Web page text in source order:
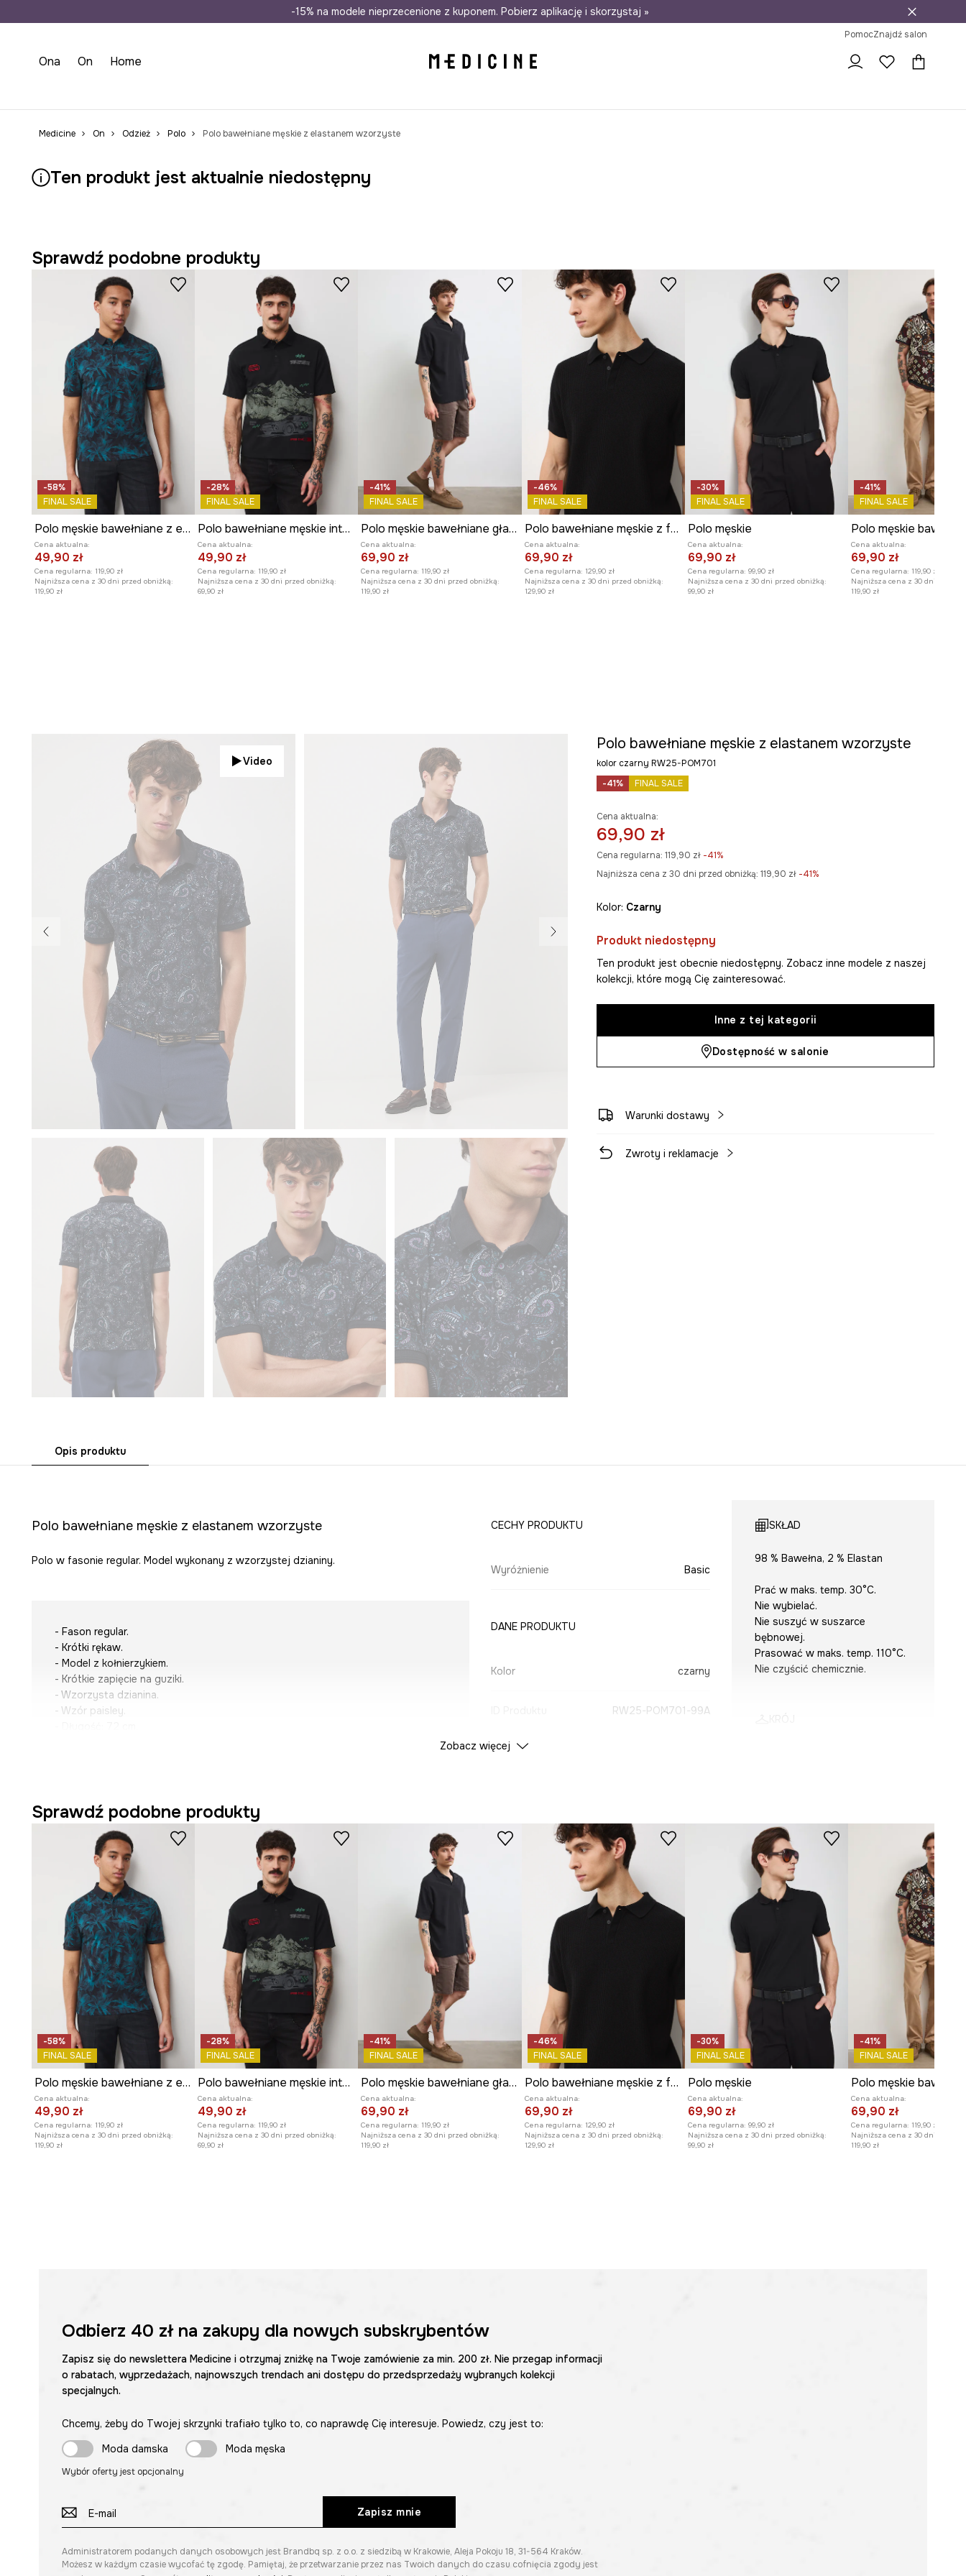
Wysyłka nawet w 24h Darmowa dostawa do salonów 30 dni na zwrot
-15% na modele nieprzecenione z kuponem. Pobierz aplikację i skorzystaj »
PomocZnajdź salon
Ona On Home
Medicine On Odzież Polo Polo bawełniane męskie z elastanem wzorzyste
Ten produkt jest aktualnie niedostępny
Sprawdź podobne produkty
-58%
FINAL SALE
Polo męskie bawełniane z elastanem
Cena aktualna:
49,90 zł
Cena regularna: 119,90 zł
Najniższa cena z 30 dni przed obniżką:
119,90 zł
-28%
FINAL SALE
Polo bawełniane męskie interlock z nadrukiem i haftami
Cena aktualna:
49,90 zł
Cena regularna: 119,90 zł
Najniższa cena z 30 dni przed obniżką:
69,90 zł
-41%
FINAL SALE
Polo męskie bawełniane gładkie
Cena aktualna:
69,90 zł
Cena regularna: 119,90 zł
Najniższa cena z 30 dni przed obniżką:
119,90 zł
-46%
FINAL SALE
Polo bawełniane męskie z fakturą
Cena aktualna:
69,90 zł
Cena regularna: 129,90 zł
Najniższa cena z 30 dni przed obniżką:
129,90 zł
-30%
FINAL SALE
Polo męskie
Cena aktualna:
69,90 zł
Cena regularna: 99,90 zł
Najniższa cena z 30 dni przed obniżką:
99,90 zł
-41%
FINAL SALE
Polo męskie
Cena aktualna:
69,90 zł
Cena regularna: 119,90 zł
Najniższa cena z 30 dni przed
119,90 zł
Video
Polo bawełniane męskie z elastanem wzorzyste
kolor czarny RW25-POM701
-41%
FINAL SALE
Cena aktualna:
69,90 zł
Cena regularna: 119,90 zł-41%
Najniższa cena z 30 dni przed obniżką: 119,90 zł -41%
Kolor: czarny
Produkt niedostępny
Ten produkt jest obecnie niedostępny. Zobacz inne modele z naszej
kolekcji, które mogą Cię zainteresować.
Inne z tej kategorii
Dostępność w salonie
Warunki dostawy
Zwroty i reklamacje
Opis produktu
Polo bawełniane męskie z elastanem wzorzyste
Polo w fasonie regular. Model wykonany z wzorzystej dzianiny.
- Fason regular.
- Krótki rękaw.
- Model z kołnierzykiem.
- Krótkie zapięcie na guziki.
- Wzorzysta dzianina.
- Wzór paisley.
CECHY PRODUKTU
Wyróżnienie Basic
DANE PRODUKTU
Kolor czarny
RW25-POM701-99A
Producent
SKŁAD
98 % Bawełna, 2 % Elastan
Prać w maks. temp. 30°C.
Nie wybielać.
Nie suszyć w suszarce
bębnowej.
Prasować w maks. temp. 110°C.
Nie czyścić chemicznie.
Zobacz więcej
Sprawdź podobne produkty
-58%
FINAL SALE
Polo męskie bawełniane z elastanem
Cena aktualna:
49,90 zł
Cena regularna: 119,90 zł
Najniższa cena z 30 dni przed obniżką:
119,90 zł
-28%
FINAL SALE
Polo bawełniane męskie interlock z nadrukiem i haftami
Cena aktualna:
49,90 zł
Cena regularna: 119,90 zł
Najniższa cena z 30 dni przed obniżką:
69,90 zł
-41%
FINAL SALE
Polo męskie bawełniane gładkie
Cena aktualna:
69,90 zł
Cena regularna: 119,90 zł
Najniższa cena z 30 dni przed obniżką:
119,90 zł
-46%
FINAL SALE
Polo bawełniane męskie z fakturą
Cena aktualna:
69,90 zł
Cena regularna: 129,90 zł
Najniższa cena z 30 dni przed obniżką:
129,90 zł
-30%
FINAL SALE
Polo męskie
Cena aktualna:
69,90 zł
Cena regularna: 99,90 zł
Najniższa cena z 30 dni przed obniżką:
99,90 zł
-41%
FINAL SALE
Polo męskie
Cena aktualna:
69,90 zł
Cena regularna: 119,90 zł
Najniższa cena z 30 dni przed
119,90 zł
Odbierz 40 złna zakupy dla nowych subskrybentów
Zapisz się do newslettera Medicine i otrzymaj zniżkę na Twoje zamówienie za min. 200 zł. Nie przegap informacji
o rabatach, wyprzedażach, najnowszych trendach ani dostępu do przedsprzedaży wybranych kolekcji
specjalnych.
Chcemy, żeby do Twojej skrzynki trafiało tylko to, co naprawdę Cię interesuje. Powiedz, czy jest to:
Moda damska
Moda męska
Wybór oferty jest opcjonalny
Zapisz mnie
Administratorem podanych danych osobowych jest Brandbq sp. z o.o. z siedzibą w Krakowie, Aleja Pokoju 18, 31-564 Kraków.
Możesz w każdym czasie wycofać tę zgodę. Pamiętaj, że przetwarzanie przez nas Twoich danych do czasu cofnięcia zgody jest